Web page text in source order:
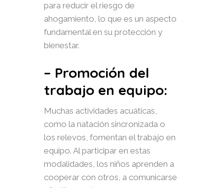
para reducir el riesgo de
ahogamiento, lo que es un aspecto
fundamental en su protección y
bienestar.
– Promoción del
trabajo en equipo:
Muchas actividades acuáticas,
como la natación sincronizada o
los relevos, fomentan el trabajo en
equipo. Al participar en estas
modalidades, los niños aprenden a
cooperar con otros, a comunicarse